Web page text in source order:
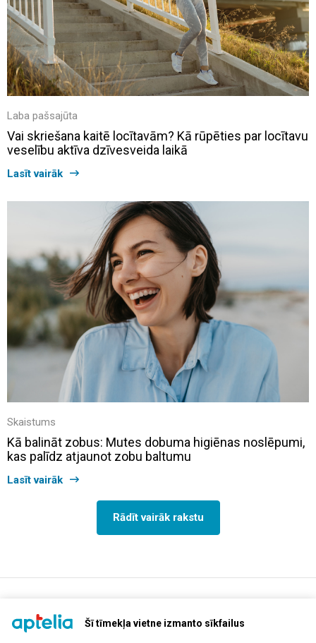
Šī tīmekļa vietne izmanto sīkfailus
Laba pašsajūta
Vai skriešana kaitē locītavām? Kā rūpēties par locītavu
veselību aktīva dzīvesveida laikā
Lasīt vairāk
Skaistums
Kā balināt zobus: Mutes dobuma higiēnas noslēpumi,
kas palīdz atjaunot zobu baltumu
Lasīt vairāk
Rādīt vairāk rakstu